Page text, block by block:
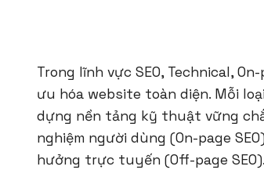
Trong lĩnh vực SEO, Technical,
ưu hóa website toàn diện. Mỗi
dựng nền tảng kỹ thuật vững
nghiệm người dùng (On-page
hưởng trực tuyến (Off-page